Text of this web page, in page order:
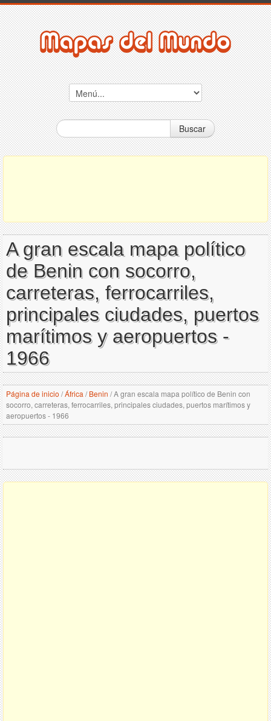
Buscar
A gran escala mapa político
de Benin con socorro,
carreteras, ferrocarriles,
principales ciudades, puertos
marítimos y aeropuertos -
1966
Página de inicio /África / Benin /A gran escala mapa político de Benin con
socorro, carreteras, ferrocarriles, principales ciudades, puertos marítimos y
aeropuertos - 1966